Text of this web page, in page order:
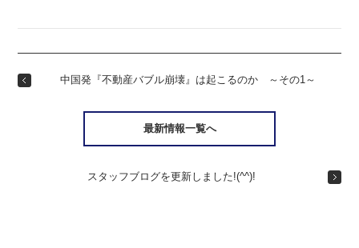
中国発『不動産バブル崩壊』は起こるのか ～その1～
最新情報一覧へ
スタッフブログを更新しました!(^^)!